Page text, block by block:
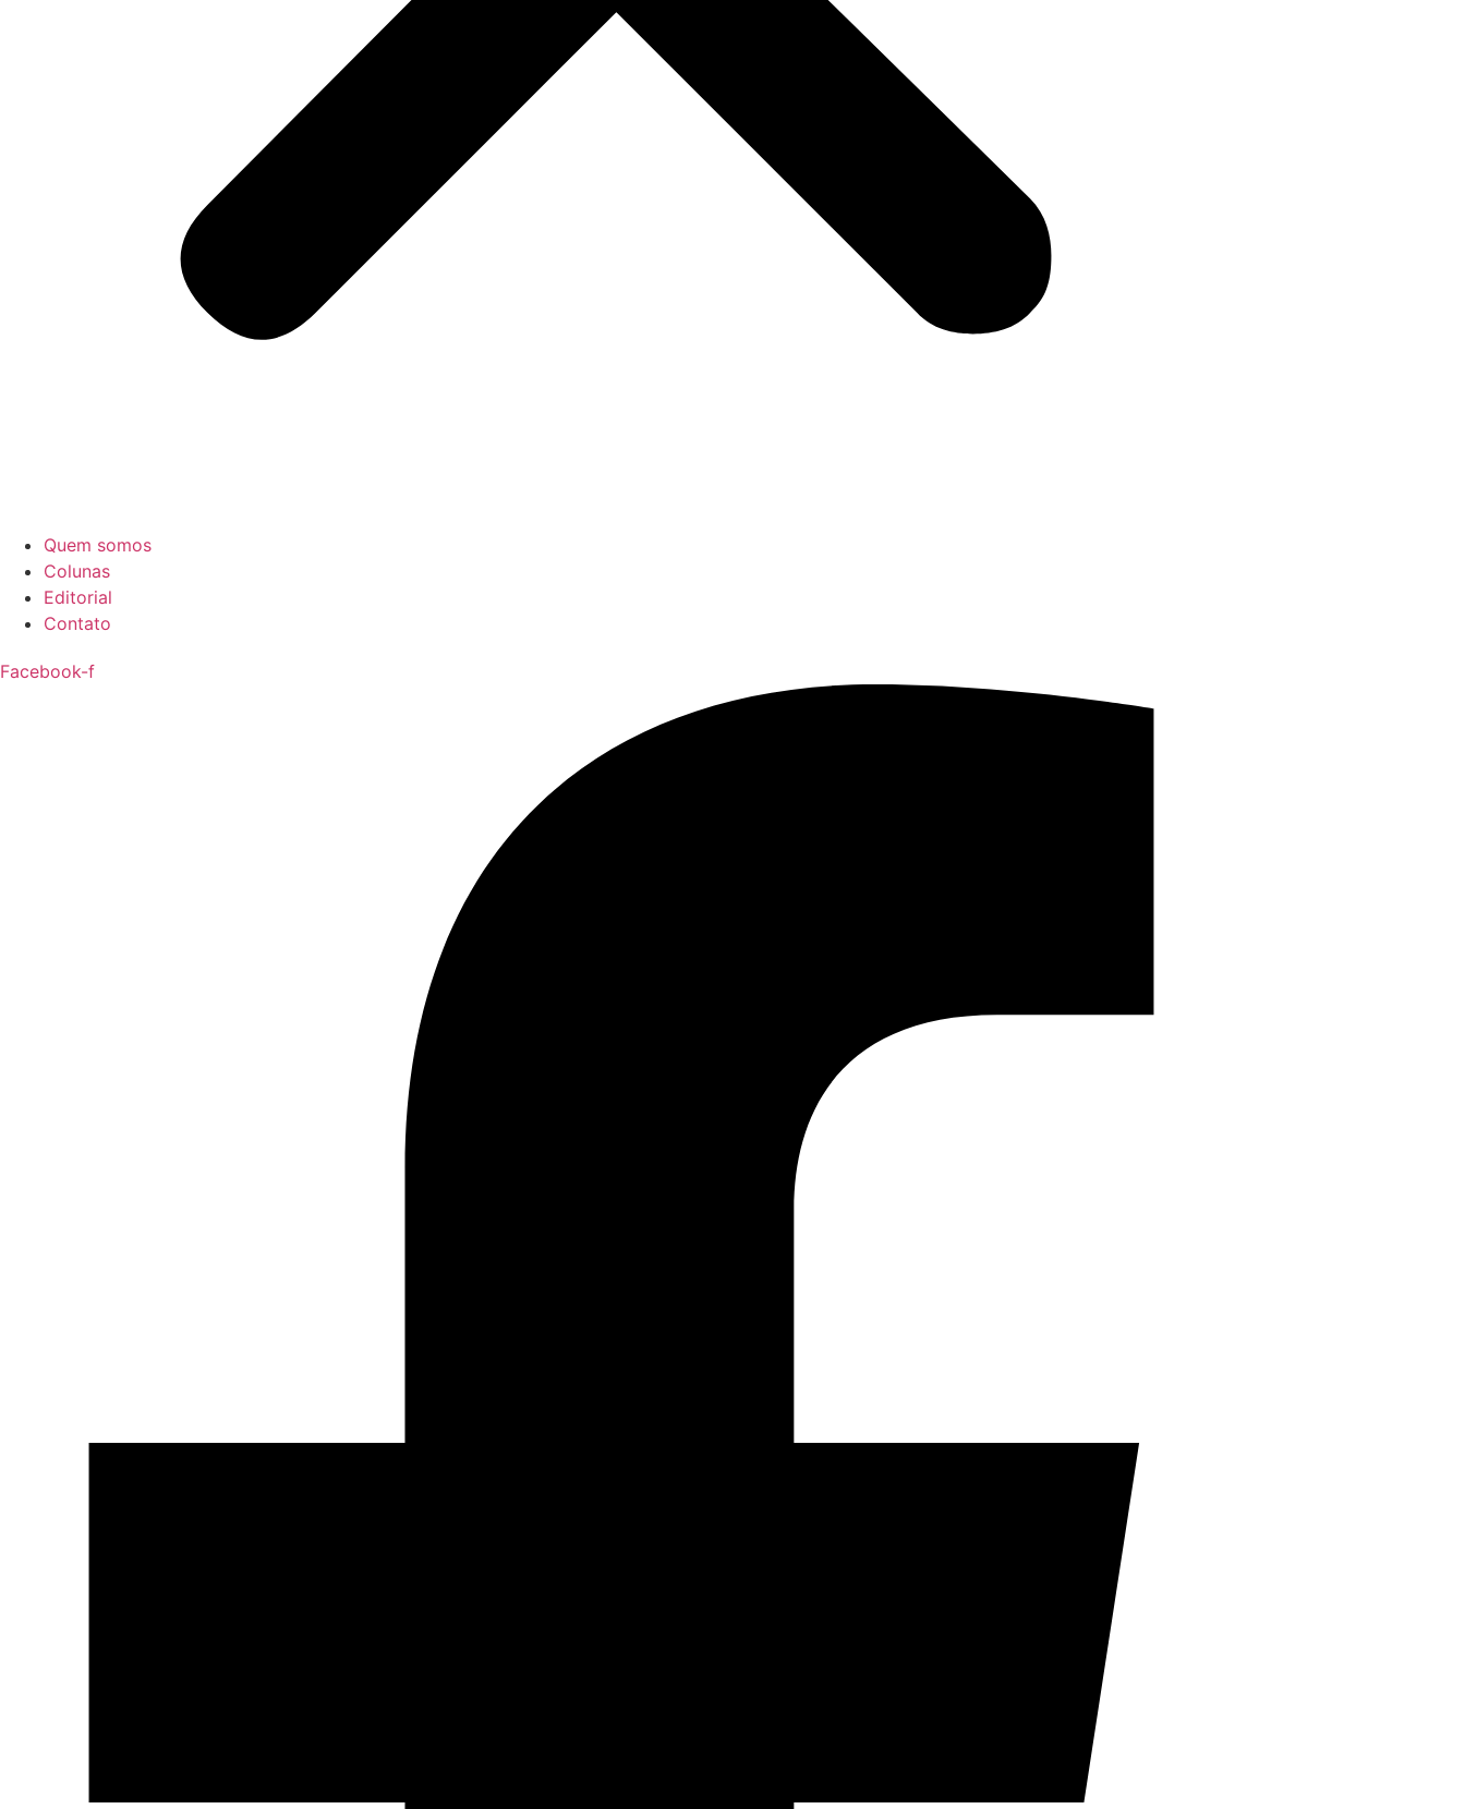
Quem somos
Colunas
Editorial
Contato
Facebook-f